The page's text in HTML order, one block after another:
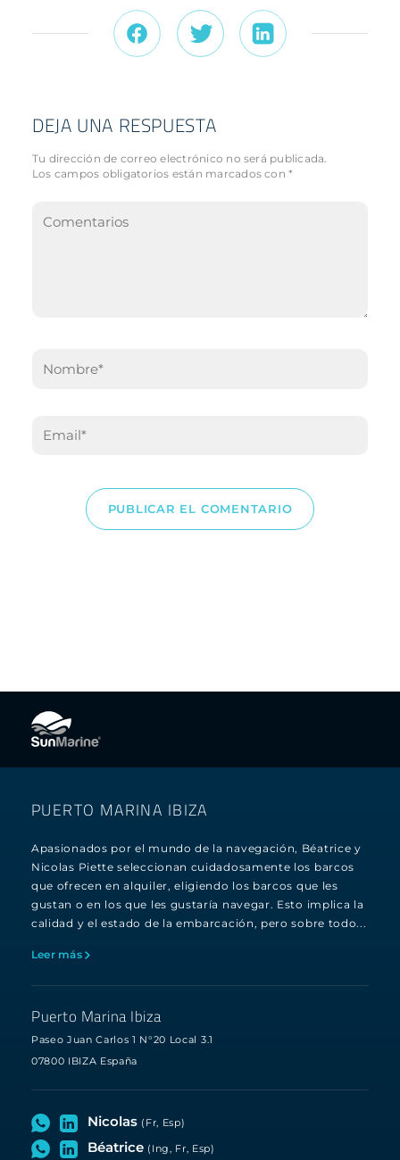
DEJA UNA RESPUESTA
Tu dirección de correo electrónico no será publicada.
Los campos obligatorios están marcados con*
PUERTO MARINA IBIZA
Apasionados por el mundo de la navegación, Béatrice y
Nicolas Piette seleccionan cuidadosamente los barcos
que ofrecen en alquiler, eligiendo los barcos que les
gustan o en los que les gustaría navegar. Esto implica la
calidad y el estado de la embarcación, pero sobre todo...
Leer más
Puerto Marina Ibiza
Paseo Juan Carlos 1 N°20 Local 3.1
07800 IBIZA España
Nicolas (Fr, Esp)
Béatrice (Ing, Fr, Esp)